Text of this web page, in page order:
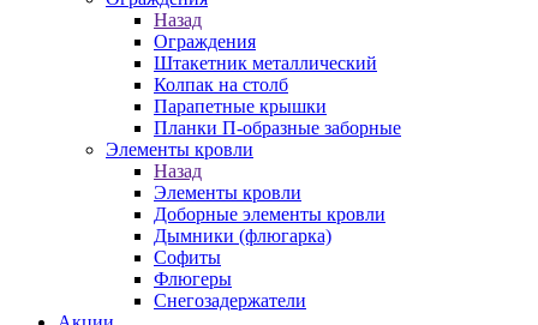
Назад
Ограждения
Штакетник металлический
Колпак на столб
Парапетные крышки
Планки П-образные заборные
Элементы кровли
Назад
Элементы кровли
Доборные элементы кровли
Дымники (флюгарка)
Софиты
Флюгеры
Снегозадержатели